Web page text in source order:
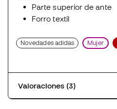
Parte superior de ante
Forro textil
Novedades adidas Mujer
Valoraciones (3)